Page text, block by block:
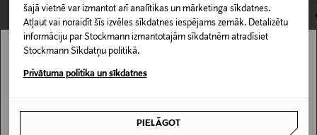
šajā vietnē var izmantot arī analītikas un mārketinga sīkdatnes.
Atļaut vai noraidīt šīs izvēles sīkdatnes iespējams zemāk. Detalizētu
informāciju par Stockmann izmantotajām sīkdatnēm atradīsiet
Stockmann Sīkdatņu politikā.
Privātuma politika un sīkdatnes
PIELĀGOT
Mazgāšanas instrukcijas
Mazgāšana veļas mašīnā
Krāsa
Stockmann nav pieejams tavā valstī.
I UNDERSTAND